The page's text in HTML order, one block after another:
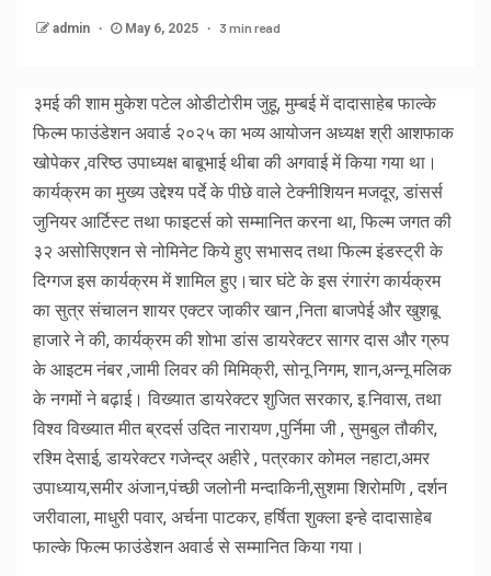
admin May 6, 2025 3 min read
३मई की शाम मुकेश पटेल ओडीटोरीम जुहू, मुम्बई में दादासाहेब फाल्के
फिल्म फाउंडेशन अवार्ड २०२५ का भव्य आयोजन अध्यक्ष श्री आशफाक
खोपेकर ,वरिष्ठ उपाध्यक्ष बाबूभाई थीबा की अगवाई में किया गया था।
कार्यक्रम का मुख्य उद्देश्य पर्दे के पीछे वाले टेक्नीशियन मजदूर, डांसर्स
जुनियर आर्टिस्ट तथा फाइटर्स को सम्मानित करना था, फिल्म जगत की
३२ असोसिएशन से नोमिनेट किये हुए सभासद तथा फिल्म इंडस्ट्री के
दिग्गज इस कार्यक्रम में शामिल हुए।चार घंटे के इस रंगारंग कार्यक्रम
का सुत्र संचालन शायर एक्टर जा़कीर खान ,निता बाजपेई और खुशबू
हाजारे ने की, कार्यक्रम की शोभा डांस डायरेक्टर सागर दास और ग्रुप
के आइटम नंबर ,जामी लिवर की मिमिक्री, सोनू निगम, शान,अन्नू मलिक
के नगमों ने बढ़ाई। विख्यात डायरेक्टर शुजित सरकार, इ.निवास, तथा
विश्व विख्यात मीत ब्रदर्स उदित नारायण ,पुर्निमा जी , सुमबुल तौकीर,
रश्मि देसाई, डायरेक्टर गजेन्द्र अहीरे , पत्रकार कोमल नहाटा,अमर
उपाध्याय,समीर अंजान,पंच्छी जलोनी मन्दाकिनी,सुशमा शिरोमणि , दर्शन
जरीवाला, माधुरी पवार, अर्चना पाटकर, हर्षिता शुक्ला इन्हे दादासाहेब
फाल्के फिल्म फाउंडेशन अवार्ड से सम्मानित किया गया।